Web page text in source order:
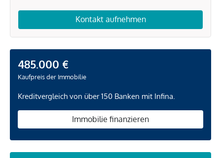
Kontakt aufnehmen
485.000 €
Kaufpreis der Immobilie
Kreditvergleich von über 150 Banken mit Infina.
Immobilie finanzieren